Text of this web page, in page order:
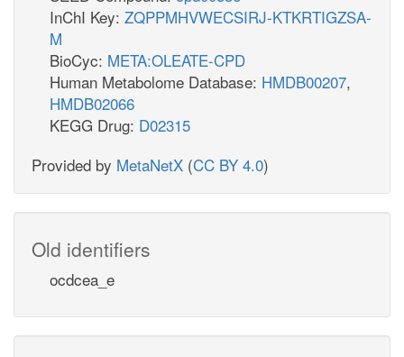
InChI Key: ZQPPMHVWECSIRJ-KTKRTIGZSA-
M
BioCyc: META:OLEATE-CPD
Human Metabolome Database: HMDB00207,
HMDB02066
KEGG Drug: D02315
Provided by MetaNetX (CC BY 4.0)
Old identifiers
ocdcea_e